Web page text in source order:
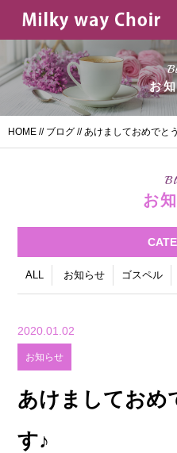
お
HOME // ブログ // あけましておめでと
お
ALL お知らせ ゴスペル
2020.01.02
お知らせ
あけましておめ
す♪